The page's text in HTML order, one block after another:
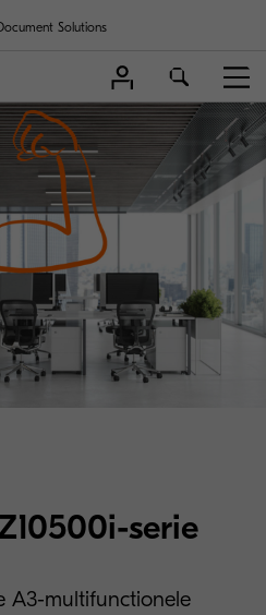
Solutions
serie
A3-multifunctionele